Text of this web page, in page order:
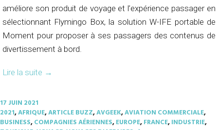
améliore son produit de voyage et l’expérience passager en
sélectionnant Flymingo Box, la solution W-IFE portable de
Moment pour proposer à ses passagers des contenus de
divertissement à bord.
Lire la suite →
17 JUIN 2021
2021,AFRIQUE,ARTICLE BUZZ,AVGEEK,AVIATION COMMERCIALE,
BUSINESS,COMPAGNIES AÉRIENNES,EUROPE,FRANCE,INDUSTRIE,